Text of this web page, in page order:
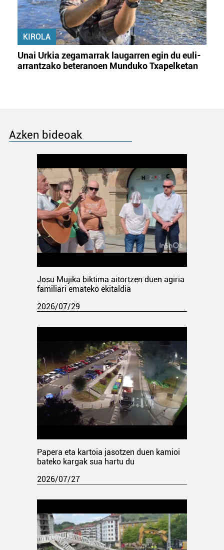
KIROLA
Unai Urkia zegamarrak laugarren egin du euli-
arrantzako beteranoen Munduko Txapelketan
Azken bideoak
Josu Mujika biktima aitortzen duen agiria
familiari emateko ekitaldia
2026/07/29
Papera eta kartoia jasotzen duen kamioi
bateko kargak sua hartu du
2026/07/27